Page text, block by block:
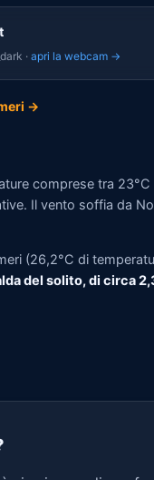
· apri la webcam →
→
comprese tra 23°C
Il vento soffia da
(26,2°C di
del solito, di circa